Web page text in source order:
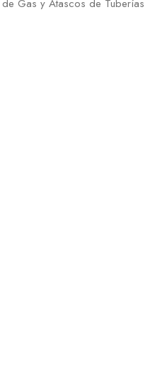
Gas y Atascos de Tuberías